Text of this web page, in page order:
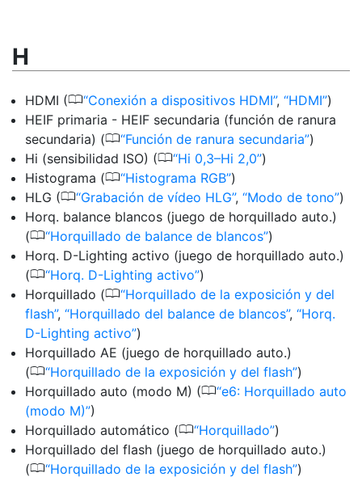
H
HDMI (0 Conexión a dispositivos HDMI , HDMI )
HEIF primaria - HEIF secundaria (función de ranura
secundaria) (0 Función de ranura secundaria )
Hi (sensibilidad ISO) (0 Hi 0,3–Hi 2,0 )
Histograma (0 Histograma RGB )
HLG (0 Grabación de vídeo HLG , Modo de tono )
Horq. balance blancos (juego de horquillado auto.)
(0 Horquillado de balance de blancos )
Horq. D-Lighting activo (juego de horquillado auto.)
(0 Horq. D-Lighting activo )
Horquillado (0 Horquillado de la exposición y del
flash , Horquillado del balance de blancos ,
Horq.
D-Lighting activo )
Horquillado AE (juego de horquillado auto.)
(0 Horquillado de la exposición y del flash )
Horquillado auto (modo M) (0 e6: Horquillado auto
(modo M) )
Horquillado automático (0 Horquillado )
Horquillado del flash (juego de horquillado auto.)
(0 Horquillado de la exposición y del flash )